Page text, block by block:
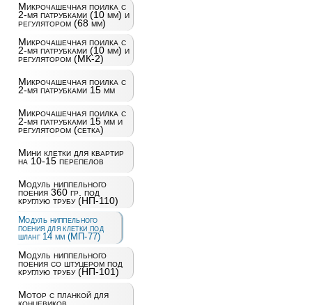
Микрочашечная поилка с
2-мя патрубками (10 мм) и
регулятором (68 мм)
Микрочашечная поилка с
2-мя патрубками (10 мм) и
регулятором (МК-2)
Микрочашечная поилка с
2-мя патрубками 15 мм
Микрочашечная поилка с
2-мя патрубками 15 мм и
регулятором (сетка)
Мини клетки для квартир
на 10-15 перепелов
Модуль ниппельного
поения 360 гр. под
круглую трубу (НП-110)
Модуль ниппельного
поения для клетки под
шланг 14 мм (МП-77)
Модуль ниппельного
поения со штуцером под
круглую трубу (НП-101)
Мотор с планкой для